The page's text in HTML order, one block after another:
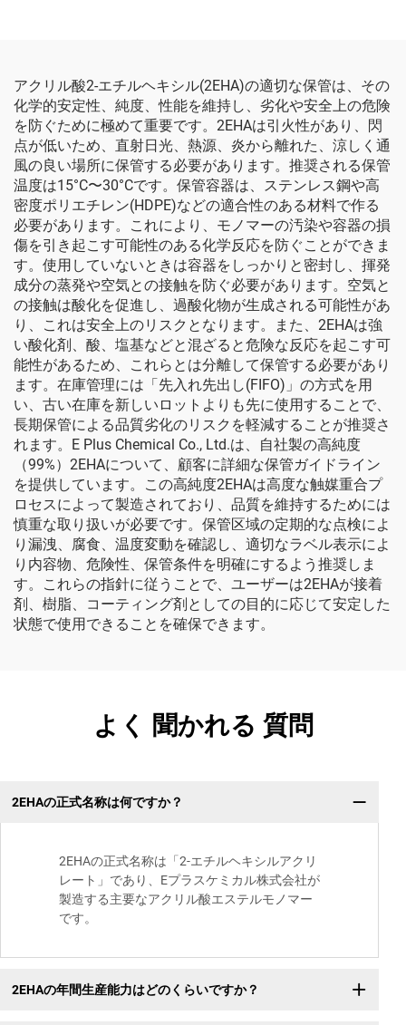
アクリル酸2-エチルヘキシル(2EHA)の適切な保管は、その
化学的安定性、純度、性能を維持し、劣化や安全上の危険
を防ぐために極めて重要です。2EHAは引火性があり、閃
点が低いため、直射日光、熱源、炎から離れた、涼しく通
風の良い場所に保管する必要があります。推奨される保管
温度は15°C〜30°Cです。保管容器は、ステンレス鋼や高
密度ポリエチレン(HDPE)などの適合性のある材料で作る
必要があります。これにより、モノマーの汚染や容器の損
傷を引き起こす可能性のある化学反応を防ぐことができま
す。使用していないときは容器をしっかりと密封し、揮発
成分の蒸発や空気との接触を防ぐ必要があります。空気と
の接触は酸化を促進し、過酸化物が生成される可能性があ
り、これは安全上のリスクとなります。また、2EHAは強
い酸化剤、酸、塩基などと混ざると危険な反応を起こす可
能性があるため、これらとは分離して保管する必要があり
ます。在庫管理には「先入れ先出し(FIFO)」の方式を用
い、古い在庫を新しいロットよりも先に使用することで、
長期保管による品質劣化のリスクを軽減することが推奨さ
れます。E Plus Chemical Co., Ltd.は、自社製の高純度
（99%）2EHAについて、顧客に詳細な保管ガイドライン
を提供しています。この高純度2EHAは高度な触媒重合プ
ロセスによって製造されており、品質を維持するためには
慎重な取り扱いが必要です。保管区域の定期的な点検によ
り漏洩、腐食、温度変動を確認し、適切なラベル表示によ
り内容物、危険性、保管条件を明確にするよう推奨しま
す。これらの指針に従うことで、ユーザーは2EHAが接着
剤、樹脂、コーティング剤としての目的に応じて安定した
状態で使用できることを確保できます。
よく 聞かれる 質問
2EHAの正式名称は何ですか？
2EHAの正式名称は「2-エチルヘキシルアクリ
レート」であり、Eプラスケミカル株式会社が
製造する主要なアクリル酸エステルモノマー
です。
2EHAの年間生産能力はどのくらいですか？